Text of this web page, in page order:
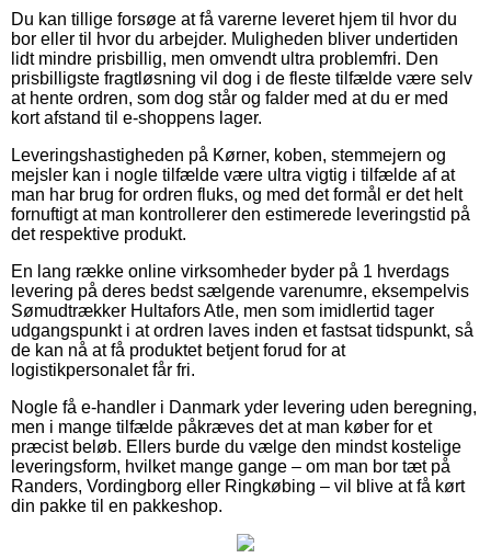
Du kan tillige forsøge at få varerne leveret hjem til hvor du
bor eller til hvor du arbejder. Muligheden bliver undertiden
lidt mindre prisbillig, men omvendt ultra problemfri. Den
prisbilligste fragtløsning vil dog i de fleste tilfælde være selv
at hente ordren, som dog står og falder med at du er med
kort afstand til e-shoppens lager.
Leveringshastigheden på Kørner, koben, stemmejern og
mejsler kan i nogle tilfælde være ultra vigtig i tilfælde af at
man har brug for ordren fluks, og med det formål er det helt
fornuftigt at man kontrollerer den estimerede leveringstid på
det respektive produkt.
En lang række online virksomheder byder på 1 hverdags
levering på deres bedst sælgende varenumre, eksempelvis
Sømudtrækker Hultafors Atle, men som imidlertid tager
udgangspunkt i at ordren laves inden et fastsat tidspunkt, så
de kan nå at få produktet betjent forud for at
logistikpersonalet får fri.
Nogle få e-handler i Danmark yder levering uden beregning,
men i mange tilfælde påkræves det at man køber for et
præcist beløb. Ellers burde du vælge den mindst kostelige
leveringsform, hvilket mange gange – om man bor tæt på
Randers, Vordingborg eller Ringkøbing – vil blive at få kørt
din pakke til en pakkeshop.